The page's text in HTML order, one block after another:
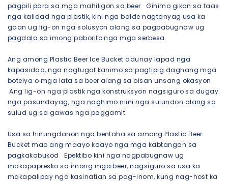
pagpili para sa mga mahiligon sa beer Gihimo gikan sa taas
nga kalidad nga plastik, kini nga balde nagtanyag usa ka
gaan ug lig-on nga solusyon alang sa pagpabugnaw ug
pagdala sa imong paborito nga mga serbesa.
Ang among Plastic Beer Ice Bucket adunay lapad nga
kapasidad, nga nagtugot kanimo sa pagtipig daghang mga
botelya o mga lata sa beer alang sa bisan unsang okasyon
Ang lig-on nga plastik nga konstruksyon nagsiguro sa dugay
nga pasundayag, nga naghimo niini nga sulundon alang sa
sulud ug sa gawas nga paggamit.
Usa sa hinungdanon nga bentaha sa among Plastic Beer
Bucket mao ang maayo kaayo nga mga kabtangan sa
pagkakabukod Epektibo kini nga nagpabugnaw ug
makapapresko sa imong mga beer, nagsiguro sa usa ka
makapalipay nga kasinatian sa pag-inom, kung nag-host ka